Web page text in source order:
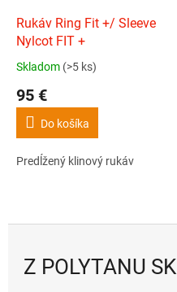
Rukáv Ring Fit +/ Sleeve
Nylcot FIT +
Priemerné
produktu
5,0
5
Skladom (>5 ks)
95 €
Do košíka
Predĺžený klinový rukáv
Z POLYTANU SK